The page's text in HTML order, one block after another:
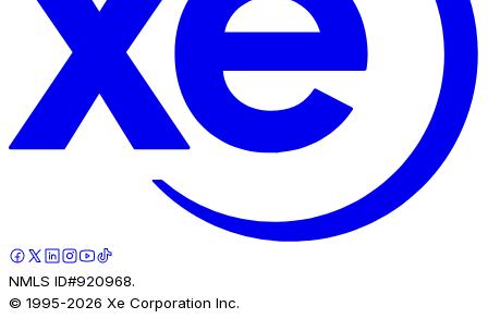
NMLS ID#920968.
© 1995-2026 Xe Corporation Inc.